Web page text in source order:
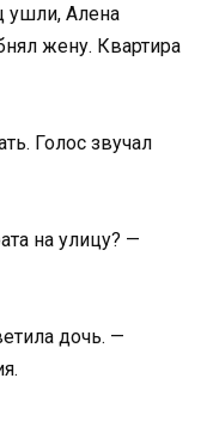
ушли, Алена
жену. Квартира
Голос звучал
на улицу? —
дочь. —